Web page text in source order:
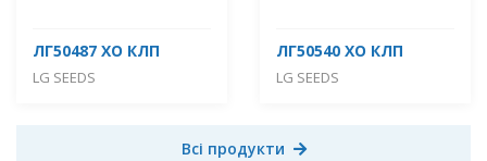
ЛГ50487 ХО КЛП
LG SEEDS
ЛГ50540 ХО КЛП
LG SEEDS
Всі продукти